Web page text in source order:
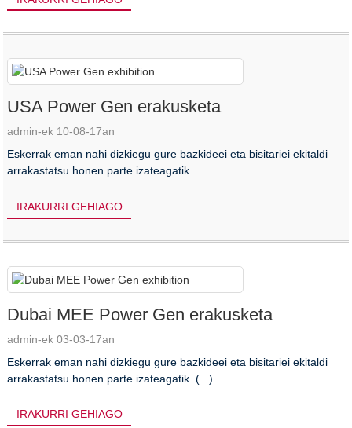
USA Power Gen erakusketa
admin-ek 10-08-17an
Eskerrak eman nahi dizkiegu gure bazkideei eta bisitariei ekitaldi
arrakastatsu honen parte izateagatik.
IRAKURRI GEHIAGO
Dubai MEE Power Gen erakusketa
admin-ek 03-03-17an
Eskerrak eman nahi dizkiegu gure bazkideei eta bisitariei ekitaldi
arrakastatsu honen parte izateagatik. (...)
IRAKURRI GEHIAGO